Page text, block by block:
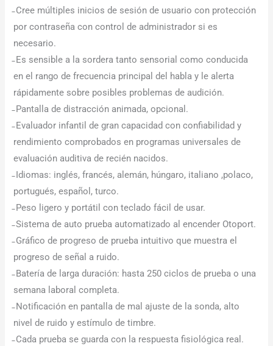
̵ Cree múltiples inicios de sesión de usuario con protección
por contraseña con control de administrador si es
necesario.
̵ Es sensible a la sordera tanto sensorial como conducida
en el rango de frecuencia principal del habla y le alerta
rápidamente sobre posibles problemas de audición.
̵ Pantalla de distracción animada, opcional.
̵ Evaluador infantil de gran capacidad con confiabilidad y
rendimiento comprobados en programas universales de
evaluación auditiva de recién nacidos.
̵ Idiomas: inglés, francés, alemán, húngaro, italiano ,polaco,
portugués, español, turco.
̵ Peso ligero y portátil con teclado fácil de usar.
̵ Sistema de auto prueba automatizado al encender Otoport.
̵ Gráfico de progreso de prueba intuitivo que muestra el
progreso de señal a ruido.
̵ Batería de larga duración: hasta 250 ciclos de prueba o una
semana laboral completa.
̵ Notificación en pantalla de mal ajuste de la sonda, alto
nivel de ruido y estímulo de timbre.
̵ Cada prueba se guarda con la respuesta fisiológica real.